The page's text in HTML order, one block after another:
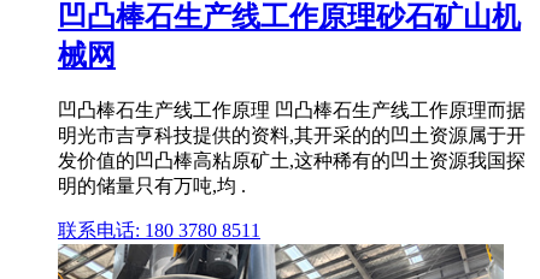
凹凸棒石生产线工作原理砂石矿山机
械网
凹凸棒石生产线工作原理 凹凸棒石生产线工作原理而据
明光市吉亨科技提供的资料,其开采的的凹土资源属于开
发价值的凹凸棒高粘原矿土,这种稀有的凹土资源我国探
明的储量只有万吨,均 .
联系电话: 180 3780 8511